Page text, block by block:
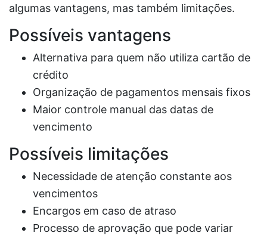
algumas vantagens, mas também limitações.
Possíveis vantagens
Alternativa para quem não utiliza cartão de
crédito
Organização de pagamentos mensais fixos
Maior controle manual das datas de
vencimento
Possíveis limitações
Necessidade de atenção constante aos
vencimentos
Encargos em caso de atraso
Processo de aprovação que pode variar